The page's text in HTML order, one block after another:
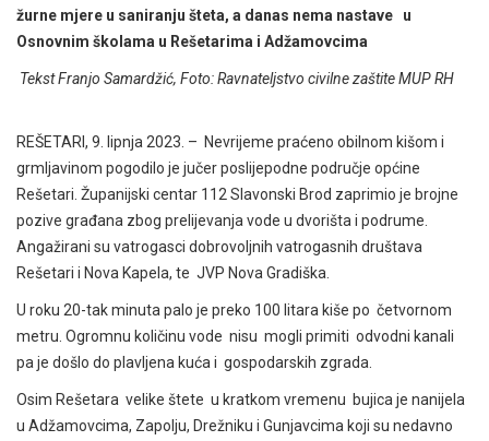
žurne mjere u saniranju šteta, a danas nema nastave u
Osnovnim školama u Rešetarima i Adžamovcima
Tekst Franjo Samardžić, Foto: Ravnateljstvo civilne zaštite MUP RH
REŠETARI, 9. lipnja 2023. – Nevrijeme praćeno obilnom kišom i
grmljavinom pogodilo je jučer poslijepodne područje općine
Rešetari. Županijski centar 112 Slavonski Brod zaprimio je brojne
pozive građana zbog prelijevanja vode u dvorišta i podrume.
Angažirani su vatrogasci dobrovoljnih vatrogasnih društava
Rešetari i Nova Kapela, te JVP Nova Gradiška.
U roku 20-tak minuta palo je preko 100 litara kiše po četvornom
metru. Ogromnu količinu vode nisu mogli primiti odvodni kanali
pa je došlo do plavljena kuća i gospodarskih zgrada.
Osim Rešetara velike štete u kratkom vremenu bujica je nanijela
u Adžamovcima, Zapolju, Drežniku i Gunjavcima koji su nedavno